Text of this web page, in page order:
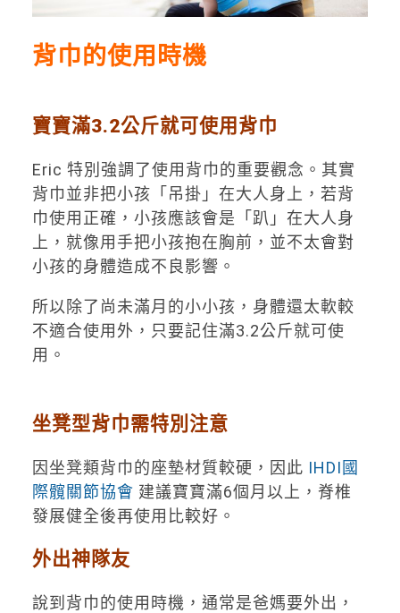
背巾的使用時機
寶寶滿3.2公斤就可使用背巾
Eric 特別強調了使用背巾的重要觀念。其實
背巾並非把小孩「吊掛」在大人身上，若背
巾使用正確，小孩應該會是「趴」在大人身
上，就像用手把小孩抱在胸前，並不太會對
小孩的身體造成不良影響。
所以除了尚未滿月的小小孩，身體還太軟較
不適合使用外，只要記住滿3.2公斤就可使
用。
坐凳型背巾需特別注意
因坐凳類背巾的座墊材質較硬，因此 IHDI國
際髖關節協會 建議寶寶滿6個月以上，脊椎
發展健全後再使用比較好。
外出神隊友
說到背巾的使用時機，通常是爸媽要外出，